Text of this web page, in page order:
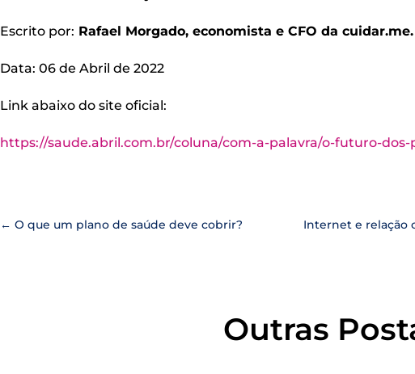
Escrito por: Rafael Morgado, economista e CFO da cuidar.me.
Data: 06 de Abril de 2022
Link abaixo do site oficial:
https://saude.abril.com.br/coluna/com-a-palavra/o-futuro-
← O que um plano de saúde deve cobrir? Internet e relação
Outras